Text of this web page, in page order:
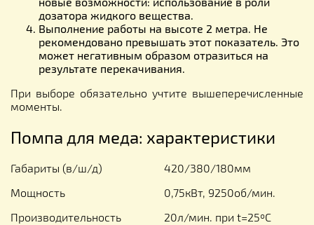
дозатора жидкого вещества.
Выполнение работы на высоте 2 метра. Не
рекомендовано превышать этот показатель. Это
может негативным образом отразиться на
результате перекачивания.
При выборе обязательно учтите вышеперечисленные
моменты.
Помпа для меда: характеристики
Габариты (в/ш/д)
420/380/180мм
Мощность
0,75кВт, 9250об/мин.
Производительность
20л/мин. при t=25ºC